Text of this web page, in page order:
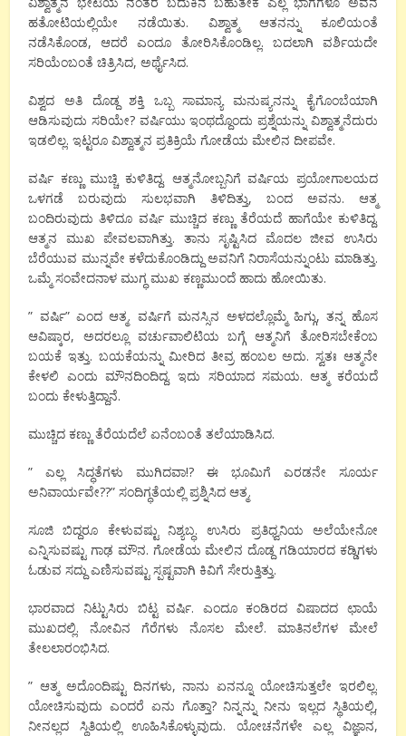
ಹತೋಟಿಯಲ್ಲಿಯೇ ನಡೆಯಿತು. ವಿಶ್ವಾತ್ಮ ಆತನನ್ನು ಕೂಲಿಯಂತೆ
ನಡೆಸಿಕೊಂಡ, ಆದರೆ ಎಂದೂ ತೋರಿಸಿಕೊಂಡಿಲ್ಲ. ಬದಲಾಗಿ ವರ್ಶಿಯದೇ
ಸರಿಯೆಂಬಂತೆ ಚಿತ್ರಿಸಿದ, ಅರ್ಥೈಸಿದ.
ವಿಶ್ವದ ಅತಿ ದೊಡ್ದ ಶಕ್ತಿ ಒಬ್ಬ ಸಾಮಾನ್ಯ ಮನುಷ್ಯನನ್ನು ಕೈಗೊಂಬೆಯಾಗಿ
ಆಡಿಸುವುದು ಸರಿಯೇ? ವರ್ಷಿಯು ಇಂಥದ್ದೊಂದು ಪ್ರಶ್ನೆಯನ್ನು ವಿಶ್ವಾತ್ಮನೆದುರು
ಇಡಲಿಲ್ಲ. ಇಟ್ಟರೂ ವಿಶ್ವಾತ್ಮನ ಪ್ರತಿಕ್ರಿಯೆ ಗೋಡೆಯ ಮೇಲಿನ ದೀಪವೇ.
ವರ್ಷಿ ಕಣ್ಣು ಮುಚ್ಚಿ ಕುಳಿತಿದ್ದ. ಆತ್ಮನೋಬ್ಬನಿಗೆ ವರ್ಷಿಯ ಪ್ರಯೋಗಾಲಯದ
ಒಳಗಡೆ ಬರುವುದು ಸುಲಭವಾಗಿ ತಿಳಿದಿತ್ತು, ಬಂದ ಅವನು. ಆತ್ಮ
ಬಂದಿರುವುದು ತಿಳಿದೂ ವರ್ಷಿ ಮುಚ್ಚಿದ ಕಣ್ಣು ತೆರೆಯದೆ ಹಾಗೆಯೇ ಕುಳಿತಿದ್ದ.
ಆತ್ಮನ ಮುಖ ಪೇವಲವಾಗಿತ್ತು. ತಾನು ಸೃಷ್ಟಿಸಿದ ಮೊದಲ ಜೀವ ಉಸಿರು
ಬೆರೆಯುವ ಮುನ್ನವೇ ಕಳೆದುಕೊಂಡಿದ್ದು ಅವನಿಗೆ ನಿರಾಸೆಯನ್ನುಂಟು ಮಾಡಿತ್ತು.
ಒಮ್ಮೆ ಸಂವೇದನಾಳ ಮುಗ್ಧ ಮುಖ ಕಣ್ಣಮುಂದೆ ಹಾದು ಹೋಯಿತು.
” ವರ್ಷಿ” ಎಂದ ಆತ್ಮ. ವರ್ಷಿಗೆ ಮನಸ್ಸಿನ ಅಳದಲ್ಲೊಮ್ಮೆ ಹಿಗ್ಗು, ತನ್ನ ಹೊಸ
ಆವಿಷ್ಕಾರ, ಅದರಲ್ಲೂ ವರ್ಚುವಾಲಿಟಿಯ ಬಗ್ಗೆ ಆತ್ಮನಿಗೆ ತೋರಿಸಬೇಕೆಂಬ
ಬಯಕೆ ಇತ್ತು. ಬಯಕೆಯನ್ನು ಮೀರಿದ ತೀವ್ರ ಹಂಬಲ ಅದು. ಸ್ವತಃ ಆತ್ಮನೇ
ಕೇಳಲಿ ಎಂದು ಮೌನದಿಂದಿದ್ದ. ಇದು ಸರಿಯಾದ ಸಮಯ. ಆತ್ಮ ಕರೆಯದೆ
ಬಂದು ಕೇಳುತ್ತಿದ್ದಾನೆ.
ಮುಚ್ಚಿದ ಕಣ್ಣು ತೆರೆಯದೆಲೆ ಏನೆಂಬಂತೆ ತಲೆಯಾಡಿಸಿದ.
” ಎಲ್ಲ ಸಿದ್ಧತೆಗಳು ಮುಗಿದವಾ!? ಈ ಭೂಮಿಗೆ ಎರಡನೇ ಸೂರ್ಯ
ಅನಿವಾರ್ಯವೇ??” ಸಂದಿಗ್ಧತೆಯಲ್ಲಿ ಪ್ರಶ್ನಿಸಿದ ಆತ್ಮ.
ಸೂಜಿ ಬಿದ್ದರೂ ಕೇಳುವಷ್ಟು ನಿಶ್ಯಬ್ಧ. ಉಸಿರು ಪ್ರತಿಧ್ವನಿಯ ಅಲೆಯೇನೋ
ಎನ್ನಿಸುವಷ್ಟು ಗಾಢ ಮೌನ. ಗೋಡೆಯ ಮೇಲಿನ ದೊಡ್ದ ಗಡಿಯಾರದ ಕಡ್ಡಿಗಳು
ಓಡುವ ಸದ್ದು ಎಣಿಸುವಷ್ಟು ಸ್ಪಷ್ಟವಾಗಿ ಕಿವಿಗೆ ಸೇರುತ್ತಿತ್ತು.
ಭಾರವಾದ ನಿಟ್ಟುಸಿರು ಬಿಟ್ಟ ವರ್ಷಿ. ಎಂದೂ ಕಂಡಿರದ ವಿಷಾದದ ಛಾಯೆ
ಮುಖದಲ್ಲಿ. ನೋವಿನ ಗೆರೆಗಳು ನೊಸಲ ಮೇಲೆ. ಮಾತಿನಲೆಗಳ ಮೇಲೆ
ತೇಲಲಾರಂಭಿಸಿದ.
” ಆತ್ಮ ಅದೊಂದಿಷ್ಟು ದಿನಗಳು, ನಾನು ಏನನ್ನೂ ಯೋಚಿಸುತ್ತಲೇ ಇರಲಿಲ್ಲ.
ಯೋಚಿಸುವುದು ಎಂದರೆ ಏನು ಗೊತ್ತಾ? ನಿನ್ನನ್ನು ನೀನು ಇಲ್ಲದ ಸ್ಥಿತಿಯಲ್ಲಿ,
ನೀನಲ್ಲದ ಸ್ಥಿತಿಯಲ್ಲಿ ಊಹಿಸಿಕೊಳ್ಳುವುದು. ಯೋಚನೆಗಳೇ ಎಲ್ಲ ವಿಜ್ಞಾನ,